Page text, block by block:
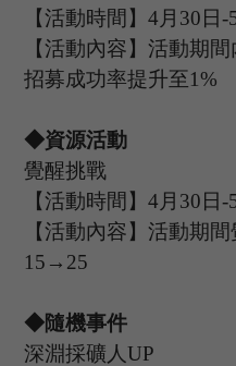
【活動時間】4 月 30日-
【活動內容】活動期
招募成功率提升至1%
◆資源活動
覺醒挑戰
【活動時間】4 月 30日-
【活動內容】活動期
15→25
◆隨機事件
深淵採礦人UP